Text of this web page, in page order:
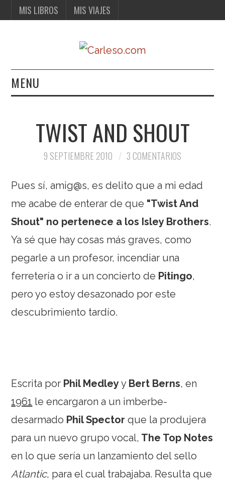
MIS LIBROS MIS VIAJES
MENU
MIS VIAJES
TWIST AND SHOUT
9 SEPTIEMBRE 2010 3 COMENTARIOS
Pues sí, amig@s, es delito que a mi edad
me acabe de enterar de que "Twist And
Shout" no pertenece a los Isley Brothers.
Ya sé que hay cosas más graves, como
pegarle a un profesor, incendiar una
ferretería o ir a un concierto de Pitingo,
pero yo estoy desazonado por este
descubrimiento tardío.
Escrita por Phil Medleyy Bert Berns, en
1961 le encargaron a un imberbe-
desarmado Phil Spectorque la produjera
para un nuevo grupo vocal, The Top Notes
en lo que sería un lanzamiento del sello
Atlantic, para el cual trabajaba. Resulta que